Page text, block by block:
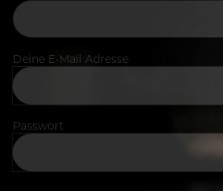
Deine E-Mail Adresse
Passwort